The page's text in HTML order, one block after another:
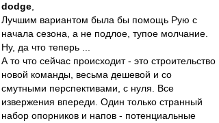
dodge
Лучшим вариантом была бы помощь Рую с
начала сезона, а не подлое, тупое молчание.
Ну, да что теперь ...
А то что сейчас происходит - это строительство
новой команды, весьма дешевой и со
смутными перспективами, с нуля. Все
извержения впереди. Один только странный
набор опорников и напов - потенциальные